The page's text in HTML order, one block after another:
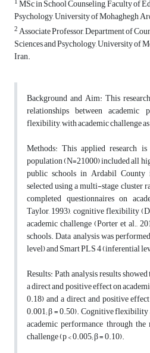
MSc in School Counseling, Faculty of
Psychology, University of Mohaghegh
2Associate Professor, Department of
Sciences and Psychology, University of
Iran.
Background and Aim: This
relationships between academic
flexibility, with academic challenge
Methods: This applied research
population (N=21000) included all
public schools in Ardabil County
selected using a multi-stage cluster
completed questionnaires on
Taylor, 1993), cognitive flexibility
academic challenge (Porter et al.,
schools. Data analysis was
level) and Smart PLS 4 (inferential
Results: Path analysis results
a direct and positive effect on
0.18) and a direct and positive
0.001; β = 0.50). Cognitive
academic performance through
challenge (p < 0.005; β = 0.10).